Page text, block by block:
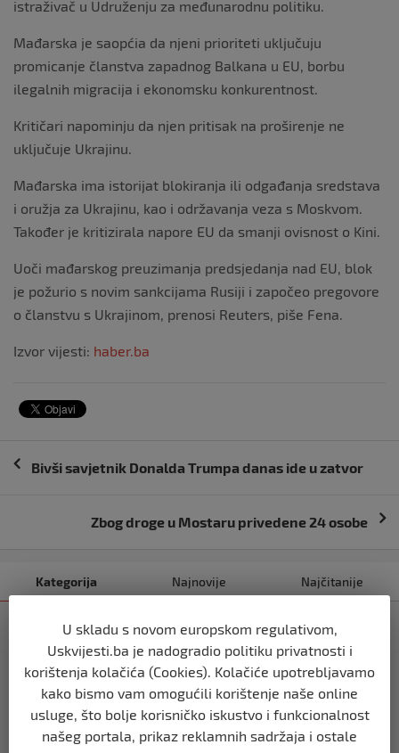
istraživač u Udruženju za međunarodnu politiku.
Mađarska je saopćia da njeni prioriteti uključuju
promicanje članstva zapadnog Balkana u EU, borbu
ilegalnih migracija i ekonomsku konkurentnost.
Kritičari napominju da njen pritisak na proširenje ne
uključuje Ukrajinu.
Mađarska ima istorijat blokiranja ili odgađanja sredstava
i oružja za Ukrajinu, kao i održavanja veza s Moskvom.
Također je kritizirala napore EU da smanji ovisnost o Kini.
Uoči mađarskog preuzimanja predsjedanja nad EU, blok
je požurio s novim sankcijama Rusiji i započeo pregovore
o članstvu s Ukrajinom, prenosi Reuters, piše Fena.
Izvor vijesti: haber.ba
Navigacija
Bivši savjetnik Donalda Trumpa danas ide u zatvor
Zbog droge u Mostaru privedene 24 osobe
Kategorija Najnovije Najčitanije
SVIJET
Italijanski kapetan iz flotile za Gazu
primio islam nakon što su izraelske
snage prekinule molitvu njegove
posade
prije 10 mjeseci
U skladu s novom europskom regulativom,
Uskvijesti.ba je nadogradio politiku privatnosti i
korištenja kolačića (Cookies). Kolačiće upotrebljavamo
kako bismo vam omogućili korištenje naše online
usluge, što bolje korisničko iskustvo i funkcionalnost
našeg portala, prikaz reklamnih sadržaja i ostale